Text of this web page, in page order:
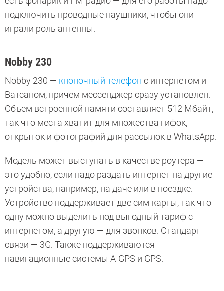
подключить проводные наушники, чтобы они
играли роль антенны.
Nobby 230
Nobby 230 — кнопочный телефон с интернетом и
Ватсапом, причем мессенджер сразу установлен.
Объем встроенной памяти составляет 512 Мбайт,
так что места хватит для множества гифок,
открыток и фотографий для рассылок в WhatsApp.
Модель может выступать в качестве роутера —
это удобно, если надо раздать интернет на другие
устройства, например, на даче или в поездке.
Устройство поддерживает две сим-карты, так что
одну можно выделить под выгодный тариф с
интернетом, а другую — для звонков. Стандарт
связи — 3G. Также поддерживаются
навигационные системы A-GPS и GPS.